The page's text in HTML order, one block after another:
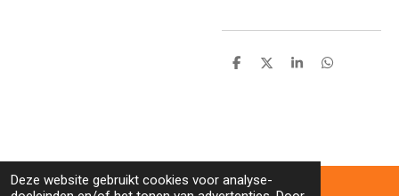
Deze website gebruikt cookies voor analyse-
D
D
S
D